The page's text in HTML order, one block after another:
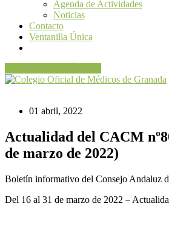
Agenda de Actividades
Noticias
Contacto
Ventanilla Única
01 abril, 2022
Actualidad del CACM
de marzo de 2022)
Boletín informativo del Consejo Andaluz
Del 16 al 31 de marzo de 2022 –